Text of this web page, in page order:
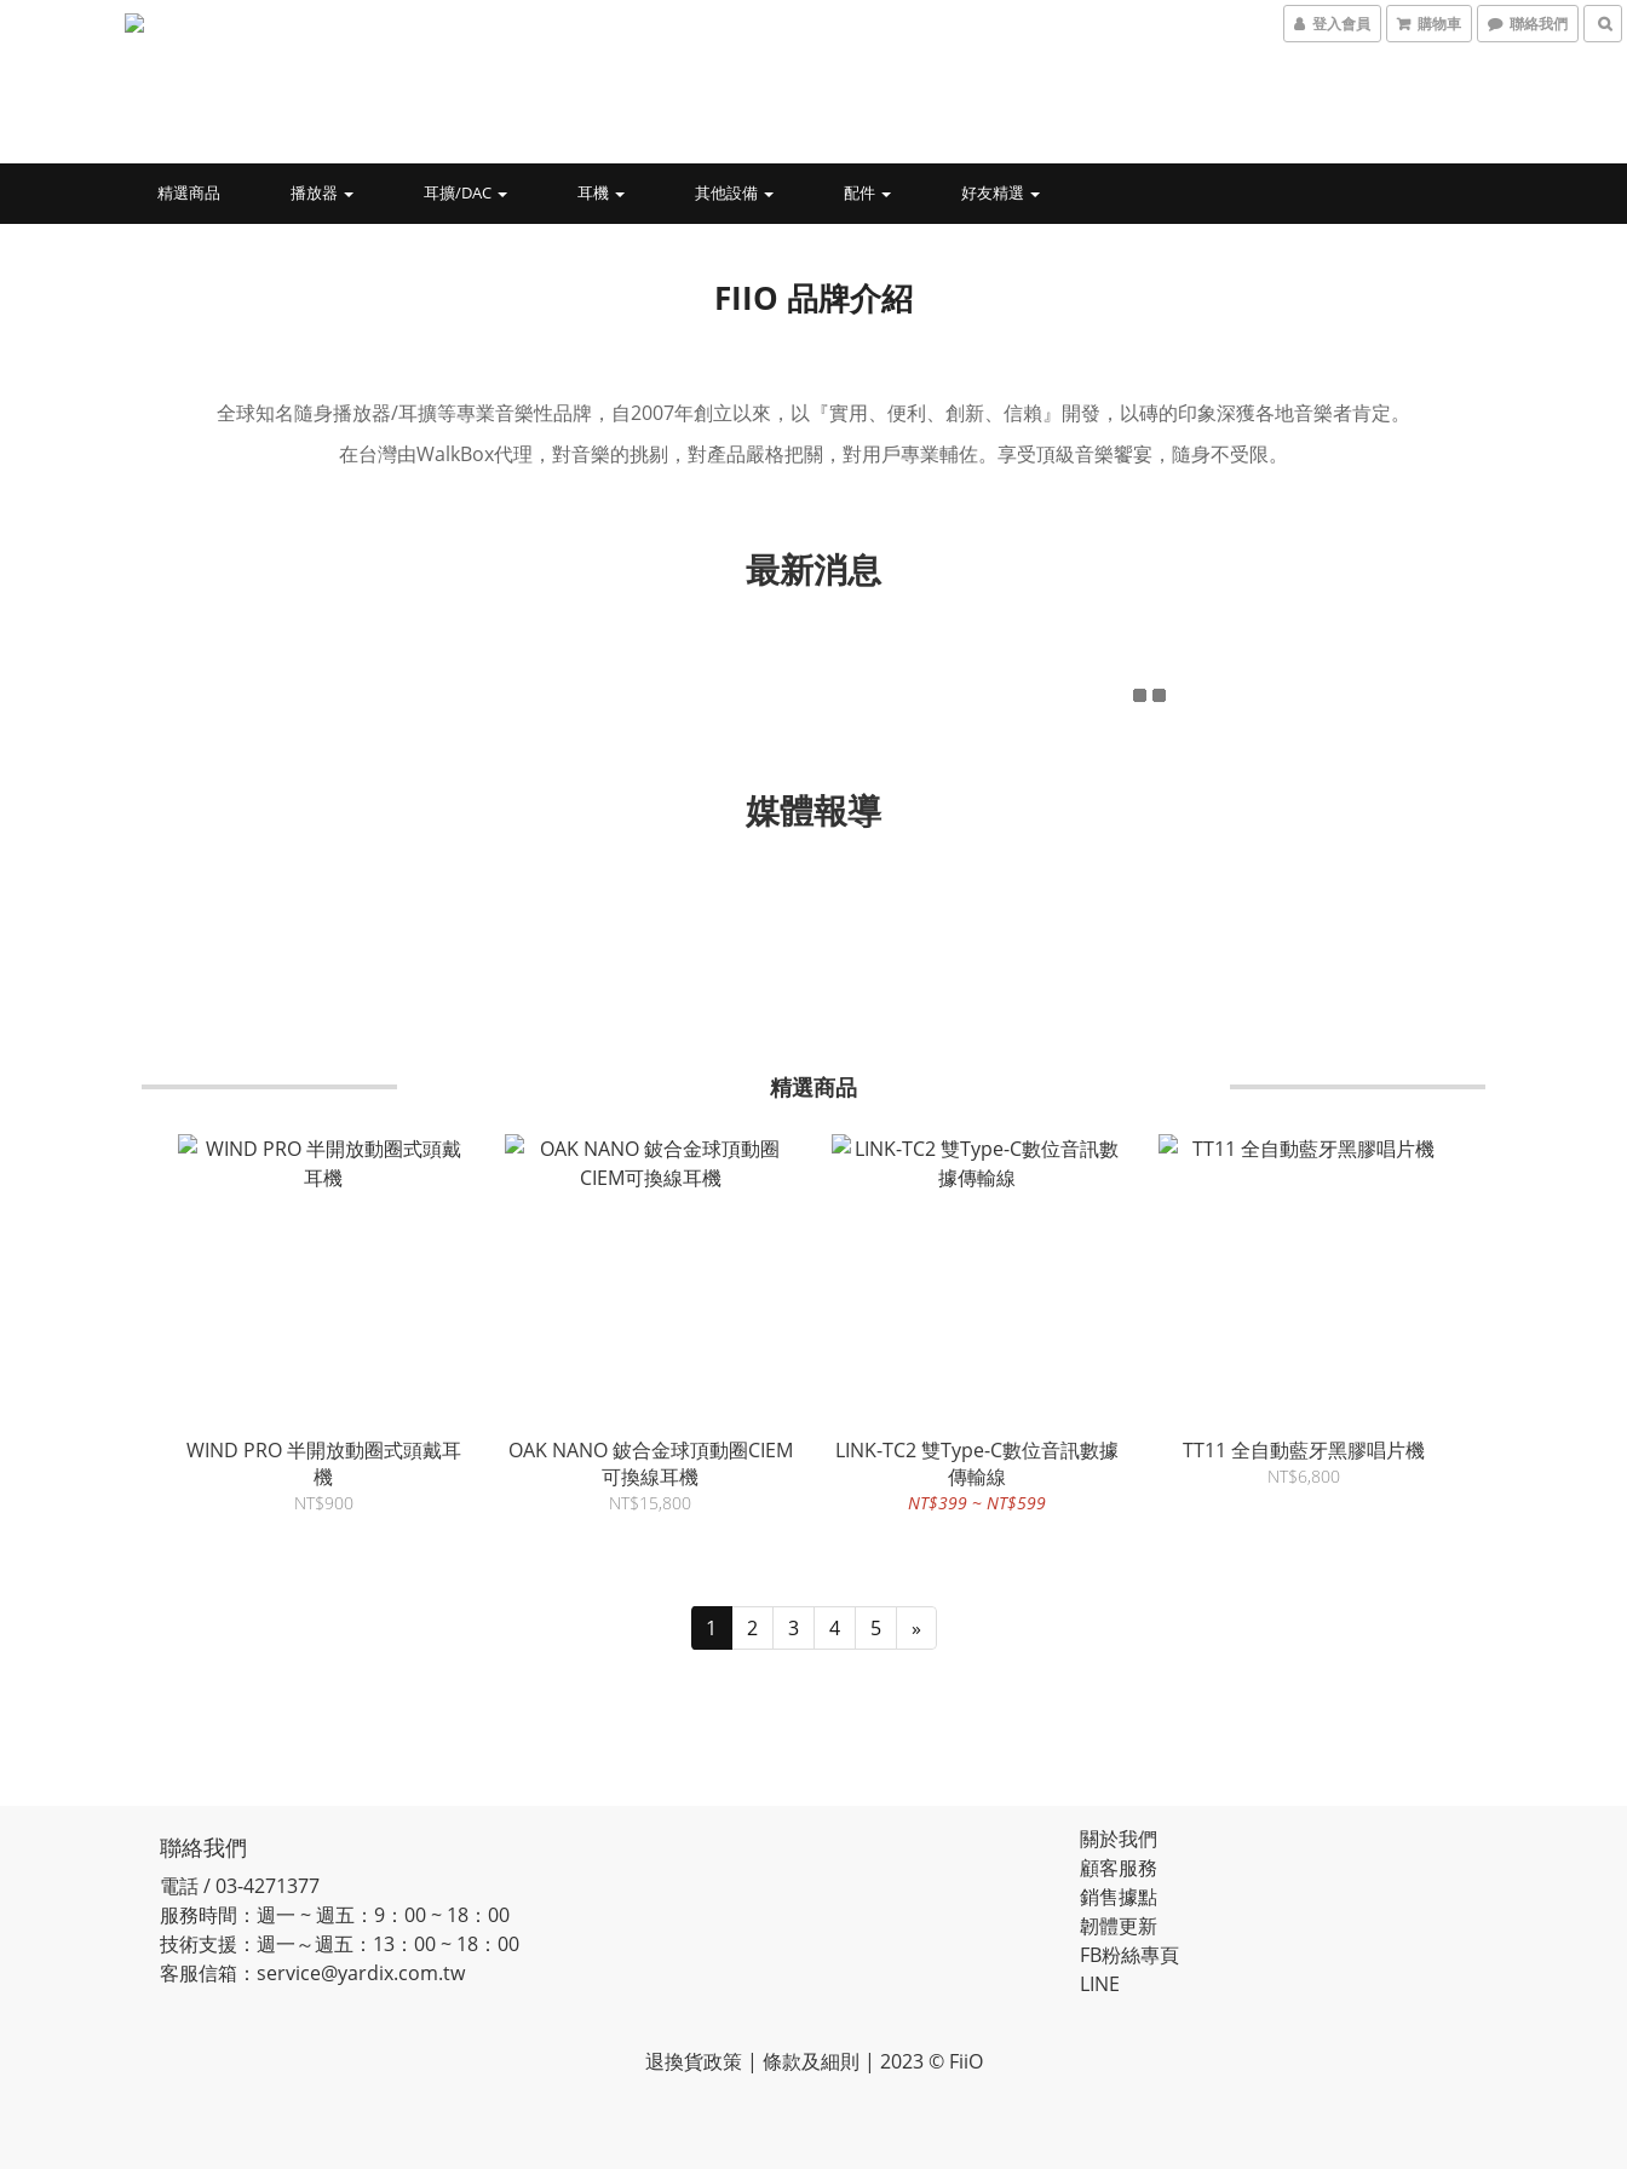
登入會員 購物車 聯絡我們
精選商品 播放器 耳擴/DAC 耳機 其他設備 配件 好友精選
FIIO 品牌介紹
全球知名隨身播放器/耳擴等專業音樂性品牌，自2007年創立以來，以『實用、便利、創新、信賴』開發，以磚的印象深獲各地音樂者肯定。
在台灣由WalkBox代理，對音樂的挑剔，對產品嚴格把關，對用戶專業輔佐。享受頂級音樂饗宴，隨身不受限。
最新消息
媒體報導
精選商品
WIND PRO 半開放動圈式頭戴耳
機
NT$900
OAK NANO 鈹合金球頂動圈CIEM
可換線耳機
NT$15,800
LINK-TC2 雙Type-C數位音訊數據
傳輸線
NT$399 ~ NT$599
TT11 全自動藍牙黑膠唱片機
NT$6,800
1 2 3 4 5 »
聯絡我們
電話 / 03-4271377
服務時間：週一 ~ 週五：9：00 ~ 18：00
技術支援：週一～週五：13：00 ~ 18：00
客服信箱：service@yardix.com.tw
關於我們
顧客服務
銷售據點
韌體更新
FB粉絲專頁
LINE
退換貨政策| 條款及細則 | 2023 © FiiO